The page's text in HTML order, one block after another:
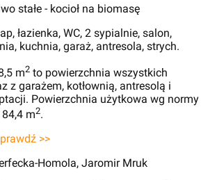
stałe - kocioł na biomasę
łazienka, WC, 2 sypialnie, salon,
kuchnia, garaż, antresola, strych.
m2 to powierzchnia wszystkich
z garażem, kotłownią, antresolą i
Powierzchnia użytkowa wg normy
m2.
>>
Homola, Jaromir Mruk